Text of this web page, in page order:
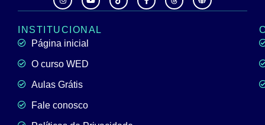
INSTITUCIONAL
Página inicial
O curso WED
Aulas Grátis
Fale conosco